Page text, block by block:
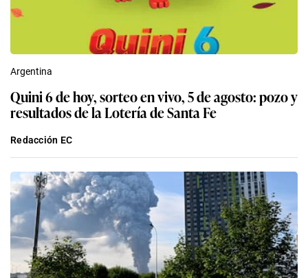
Argentina
Quini 6 de hoy, sorteo en vivo, 5 de agosto: pozo y
resultados de la Lotería de Santa Fe
Redacción EC